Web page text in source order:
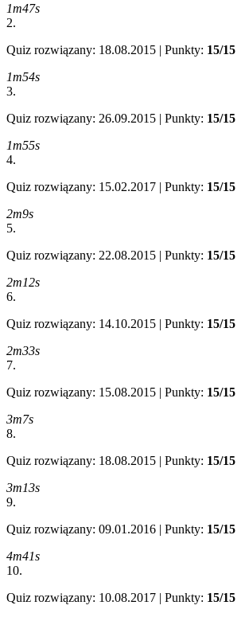
1m47s
2.
Quiz rozwiązany: 18.08.2015 | Punkty: 15/15
1m54s
3.
Quiz rozwiązany: 26.09.2015 | Punkty: 15/15
1m55s
4.
Quiz rozwiązany: 15.02.2017 | Punkty: 15/15
2m9s
5.
Quiz rozwiązany: 22.08.2015 | Punkty: 15/15
2m12s
6.
Quiz rozwiązany: 14.10.2015 | Punkty: 15/15
2m33s
7.
Quiz rozwiązany: 15.08.2015 | Punkty: 15/15
3m7s
8.
Quiz rozwiązany: 18.08.2015 | Punkty: 15/15
3m13s
9.
Quiz rozwiązany: 09.01.2016 | Punkty: 15/15
4m41s
10.
Quiz rozwiązany: 10.08.2017 | Punkty: 15/15